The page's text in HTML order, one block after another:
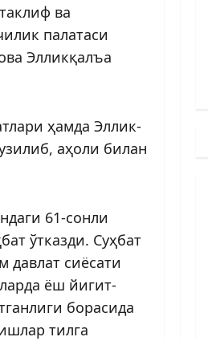
ва
палатаси
Элликқалъа
ҳамда Эллик­
аҳоли билан
61-сонли
ўтказди. Суҳбат
сиёсати
ёш йигит-
борасида
тилга